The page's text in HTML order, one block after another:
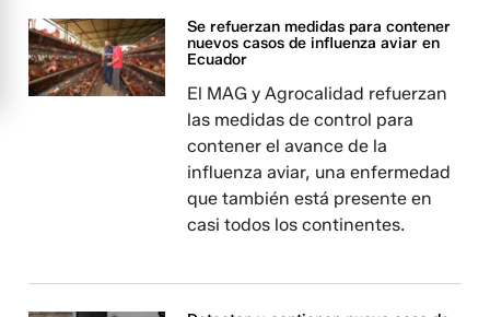
Se refuerzan medidas para contener
nuevos casos de influenza aviar en
Ecuador
El MAG y Agrocalidad refuerzan
las medidas de control para
contener el avance de la
influenza aviar, una enfermedad
que también está presente en
casi todos los continentes.